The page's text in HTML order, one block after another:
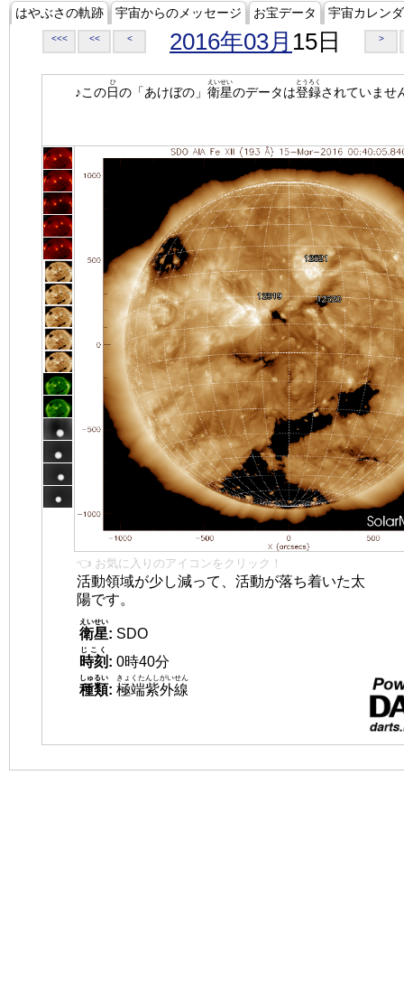
はやぶさの軌跡 宇宙からのメッセージ お宝データ 宇宙カレン
<<< << < 2016年03月 15日 >
♪この日
ひ
の「あけぼの」 衛星
えいせい
のデータは登録
とうろく
されていませ
👈 お気に入りのアイコンをクリック！
活動領域が少し減って、活動が落ち着いた太
陽です。
衛星
えいせい
: SDO
時刻
じこく
: 0時40分
種類
しゅるい
: 極端紫外線
きょくたんしがいせん